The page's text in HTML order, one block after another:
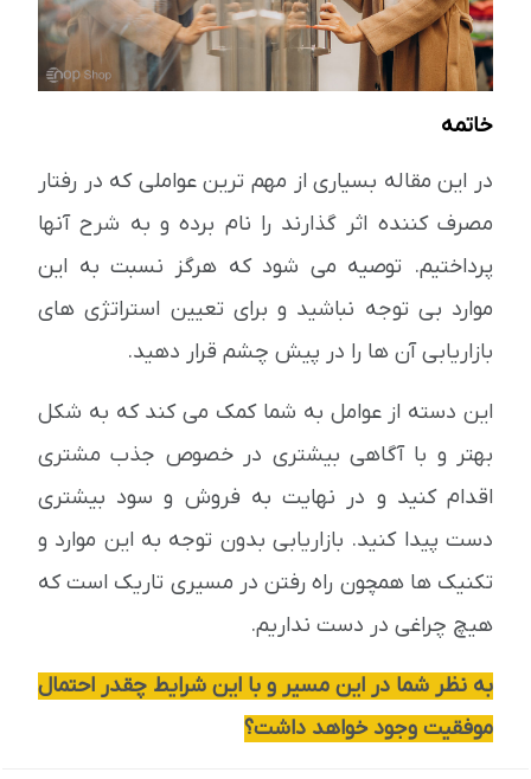
خاتمه
در این مقاله بسیاری از مهم ترین عواملی که در رفتار
مصرف کننده اثر گذارند را نام برده و به شرح آنها
پرداختیم. توصیه می شود که هرگز نسبت به این
موارد بی توجه نباشید و برای تعیین استراتژی های
بازاریابی آن ها را در پیش چشم قرار دهید.
این دسته از عوامل به شما کمک می کند که به شکل
بهتر و با آگاهی بیشتری در خصوص جذب مشتری
اقدام کنید و در نهایت به فروش و سود بیشتری
دست پیدا کنید. بازاریابی بدون توجه به این موارد و
تکنیک ها همچون راه رفتن در مسیری تاریک است که
هیچ چراغی در دست نداریم.
به نظر شما در این مسیر و با این شرایط چقدر احتمال
موفقیت وجود خواهد داشت؟